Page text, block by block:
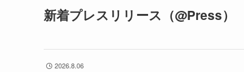
新着プレスリリース（@Press）
2026.8.06